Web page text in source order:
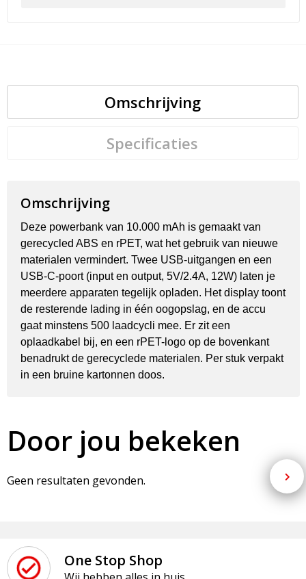
Omschrijving
Specificaties
Omschrijving
Deze powerbank van 10.000 mAh is gemaakt van
gerecycled ABS en rPET, wat het gebruik van nieuwe
materialen vermindert. Twee USB-uitgangen en een
USB-C-poort (input en output, 5V/2.4A, 12W) laten je
meerdere apparaten tegelijk opladen. Het display toont
de resterende lading in één oogopslag, en de accu
gaat minstens 500 laadcycli mee. Er zit een
oplaadkabel bij, en een rPET-logo op de bovenkant
benadrukt de gerecyclede materialen. Per stuk verpakt
in een bruine kartonnen doos.
Door jou bekeken
Geen resultaten gevonden.
One Stop Shop